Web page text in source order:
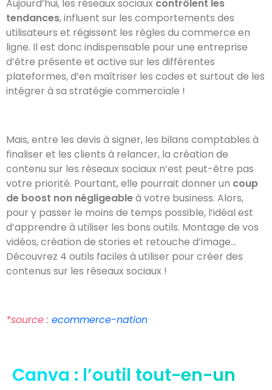
Aujourd’hui, les réseaux sociaux contrôlent les
tendances, influent sur les comportements des
utilisateurs et régissent les règles du commerce en
ligne. Il est donc indispensable pour une entreprise
d’être présente et active sur les différentes
plateformes, d’en maîtriser les codes et surtout de les
intégrer à sa stratégie commerciale !
Mais, entre les devis à signer, les bilans comptables à
finaliser et les clients à relancer, la création de
contenu sur les réseaux sociaux n’est peut-être pas
votre priorité. Pourtant, elle pourrait donner un coup
de boost non négligeableà votre business. Alors,
pour y passer le moins de temps possible, l’idéal est
d’apprendre à utiliser les bons outils. Montage de vos
vidéos, création de stories et retouche d’image…
Découvrez 4 outils faciles à utiliser pour créer des
contenus sur les réseaux sociaux !
*source : ecommerce-nation
Canva : l’outil tout-en-un